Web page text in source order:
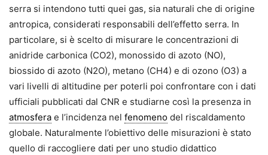
serra si intendono tutti quei gas, sia naturali che di origine
antropica, considerati responsabili dell’effetto serra. In
particolare, si è scelto di misurare le concentrazioni di
anidride carbonica (CO2), monossido di azoto (NO),
biossido di azoto (N2O), metano (CH4) e di ozono (O3) a
vari livelli di altitudine per poterli poi confrontare con i dati
ufficiali pubblicati dal CNR e studiarne così la presenza in
atmosfera e l’incidenza nel fenomeno del riscaldamento
globale. Naturalmente l’obiettivo delle misurazioni è stato
quello di raccogliere dati per uno studio didattico